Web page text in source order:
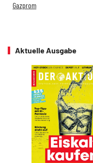
Gazprom
Aktuelle Ausgabe